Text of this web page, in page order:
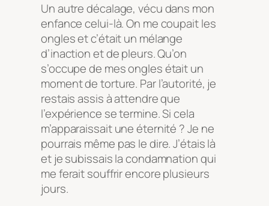
Un autre décalage, vécu dans mon
enfance celui-là. On me coupait les
ongles et c’était un mélange
d’inaction et de pleurs. Qu’on
s’occupe de mes ongles était un
moment de torture. Par l’autorité, je
restais assis à attendre que
l’expérience se termine. Si cela
m’apparaissait une éternité ? Je ne
pourrais même pas le dire. J’étais là
et je subissais la condamnation qui
me ferait souffrir encore plusieurs
jours.